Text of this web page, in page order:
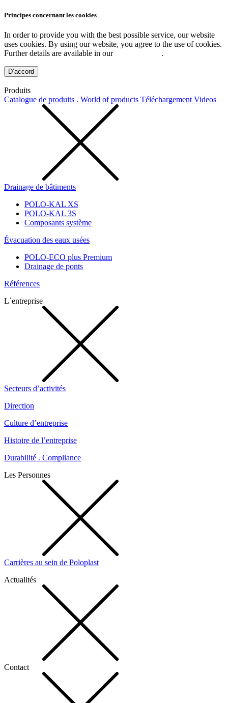
Principes concernant les cookies
In order to provide you with the best possible service, our website
uses cookies. By using our website, you agree to the use of cookies.
Further details are available in our
.
D’accord
Produits
Catalogue de produits . World of products Téléchargement Videos
Drainage de bâtiments
POLO-KAL XS
POLO-KAL 3S
Composants système
Évacuation des eaux usées
POLO-ECO plus Premium
Drainage de ponts
Références
L`entreprise
Secteurs d’activités
Direction
Culture d’entreprise
Histoire de l’entreprise
Durabilité . Compliance
Les Personnes
Carrières au sein de Poloplast
Actualités
Contact